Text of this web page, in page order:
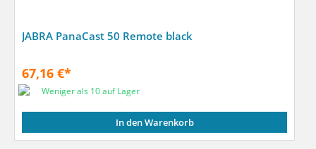
JABRA PanaCast 50 Remote black
67,16 €*
Weniger als 10 auf Lager
In den Warenkorb